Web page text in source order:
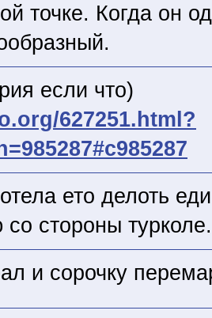
точке. Когда он
если что)
627251.html?
ето делоть
стороны турколе.
и сорочку